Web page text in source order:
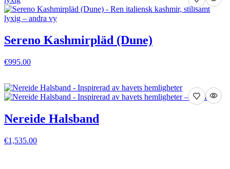
Sereno Kashmirpläd (Dune)
€995.00
Nereide Halsband
€1,535.00